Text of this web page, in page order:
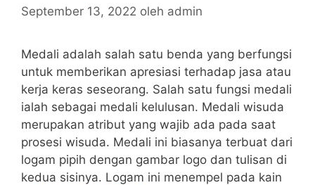
September 13, 2022 oleh admin
Medali adalah salah satu benda yang berfungsi
untuk memberikan apresiasi terhadap jasa atau
kerja keras seseorang. Salah satu fungsi medali
ialah sebagai medali kelulusan. Medali wisuda
merupakan atribut yang wajib ada pada saat
prosesi wisuda. Medali ini biasanya terbuat dari
logam pipih dengan gambar logo dan tulisan di
kedua sisinya. Logam ini menempel pada kain